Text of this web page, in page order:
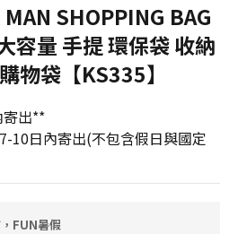
SHOPPING BAG
容量 手提 環保袋 收納
物袋【KS335】
寄出**
10日內寄出(不包含假日與國定
FUN暑假